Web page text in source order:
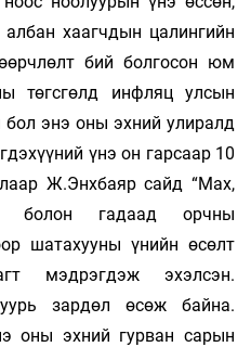
хаагчдын цалингийн
бий болгосон юм
төгсгөлд инфляц улсын
энэ оны эхний улиралд
үнэ он гарсаар 10
Ж.Энхбаяр сайд “Мах,
болон гадаад орчны
шатахууны үнийн өсөлт
мэдрэгдэж эхэлсэн.
зардөл өсөж байна.
оны эхний гурван сарын